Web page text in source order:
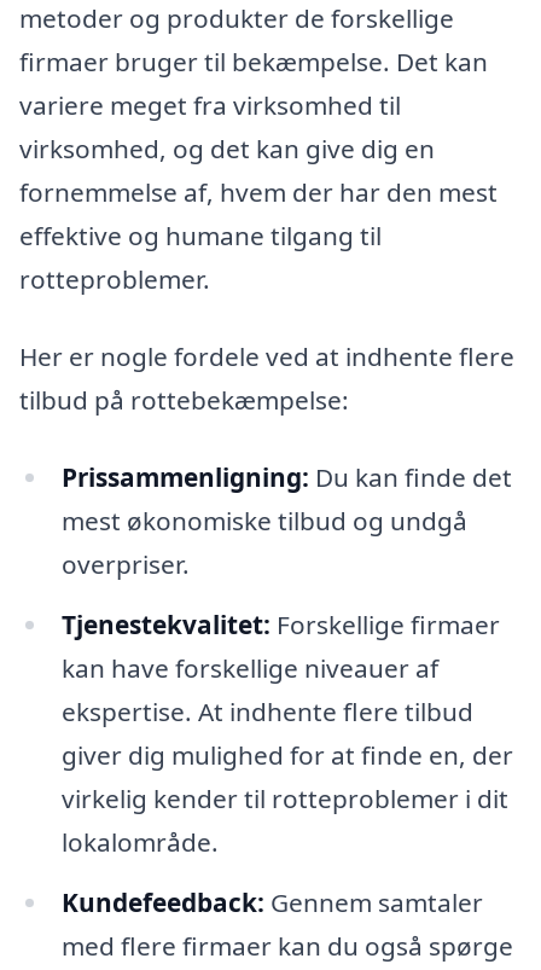
metoder og produkter de forskellige
firmaer bruger til bekæmpelse. Det kan
variere meget fra virksomhed til
virksomhed, og det kan give dig en
fornemmelse af, hvem der har den mest
effektive og humane tilgang til
rotteproblemer.
Her er nogle fordele ved at indhente flere
tilbud på rottebekæmpelse:
Prissammenligning: Du kan finde det
mest økonomiske tilbud og undgå
overpriser.
Tjenestekvalitet: Forskellige firmaer
kan have forskellige niveauer af
ekspertise. At indhente flere tilbud
giver dig mulighed for at finde en, der
virkelig kender til rotteproblemer i dit
lokalområde.
Kundefeedback: Gennem samtaler
med flere firmaer kan du også spørge